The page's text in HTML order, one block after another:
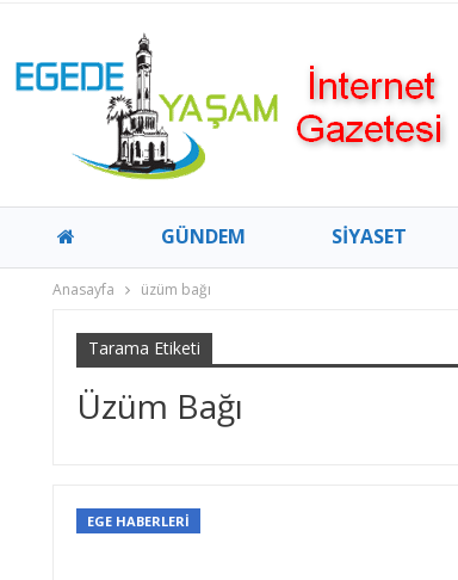
GÜNDEM SİYASET
Anasayfa üzüm bağı
Tarama Etiketi
Üzüm Bağı
EGE HABERLERİ